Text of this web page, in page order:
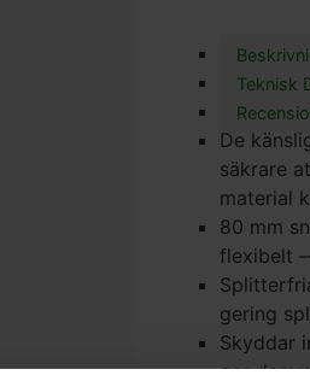
Teknisk
De
säkrare
material
80 mm
flexibelt
gering
Skyddar
ger